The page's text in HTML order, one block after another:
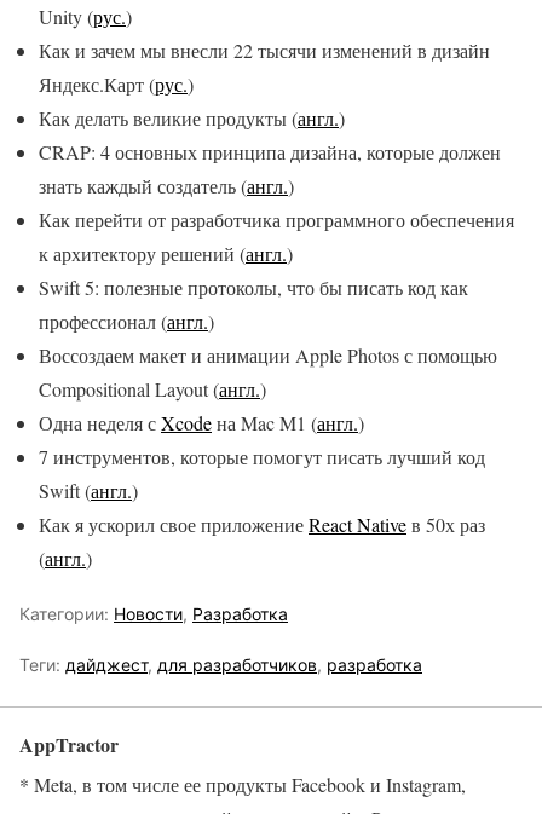
Unity (рус.)
Как и зачем мы внесли 22 тысячи изменений в дизайн
Яндекс.Карт (рус.)
Как делать великие продукты (англ.)
CRAP: 4 основных принципа дизайна, которые должен
знать каждый создатель (англ.)
Как перейти от разработчика программного обеспечения
к архитектору решений (англ.)
Swift 5: полезные протоколы, что бы писать код как
профессионал (англ.)
Воссоздаем макет и анимации Apple Photos с помощью
Compositional Layout (англ.)
Одна неделя сXcodeна Mac M1 (англ.)
7 инструментов, которые помогут писать лучший код
Swift (англ.)
Как я ускорил свое приложениеReact Nativeв 50х раз
(англ.)
Категории: Новости, Разработка
Теги: дайджест, для разработчиков, разработка
AppTractor
* Meta, в том числе ее продукты Facebook и Instagram,